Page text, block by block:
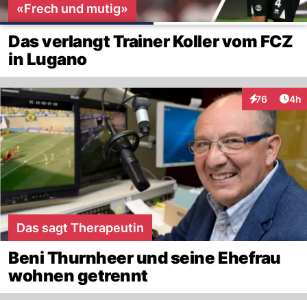
«Frech und mutig»
Das verlangt Trainer Koller vom FCZ
in Lugano
76
Interaktionen
4h
Das sagt Therapeutin
Beni Thurnheer und seine Ehefrau
wohnen getrennt